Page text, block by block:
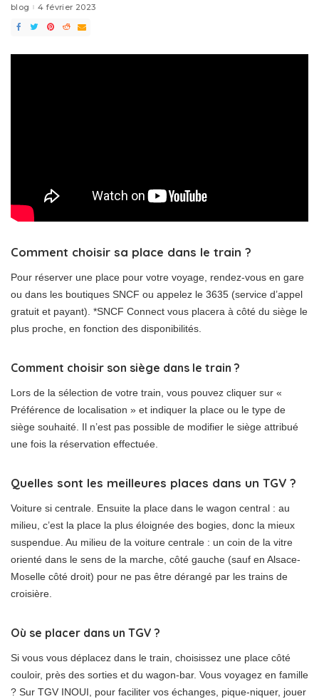
blog 4 février 2023
Comment choisir sa place dans le train ?
Pour réserver une place pour votre voyage, rendez-vous en gare
ou dans les boutiques SNCF ou appelez le 3635 (service d’appel
gratuit et payant). *SNCF Connect vous placera à côté du siège le
plus proche, en fonction des disponibilités.
Comment choisir son siège dans le train ?
Lors de la sélection de votre train, vous pouvez cliquer sur «
Préférence de localisation » et indiquer la place ou le type de
siège souhaité. Il n’est pas possible de modifier le siège attribué
une fois la réservation effectuée.
Quelles sont les meilleures places dans un TGV ?
Voiture si centrale. Ensuite la place dans le wagon central : au
milieu, c’est la place la plus éloignée des bogies, donc la mieux
suspendue. Au milieu de la voiture centrale : un coin de la vitre
orienté dans le sens de la marche, côté gauche (sauf en Alsace-
Moselle côté droit) pour ne pas être dérangé par les trains de
croisière.
Où se placer dans un TGV ?
Si vous vous déplacez dans le train, choisissez une place côté
couloir, près des sorties et du wagon-bar. Vous voyagez en famille
? Sur TGV INOUI, pour faciliter vos échanges, pique-niquer, jouer